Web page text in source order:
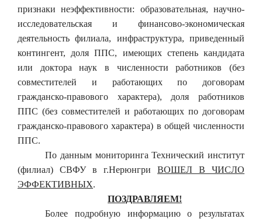
признаки неэффективности: образовательная, научно-
исследовательская и финансово-экономическая
деятельность филиала, инфраструктура, приведенный
контингент, доля ППС, имеющих степень кандидата
или доктора наук
в численности работников (без
совместителей и работающих по договорам
гражданско-правового характера), доля работников
ППС (без совместителей и работающих по договорам
гражданско-правового характера) в общей численности
ППС.
По данным мониторинга Технический институт
(филиал) СВФУ в г.Нерюнгри ВОШЕЛ В ЧИСЛО
ЭФФЕКТИВНЫХ.
ПОЗДРАВЛЯЕМ!
Более подробную информацию о результатах